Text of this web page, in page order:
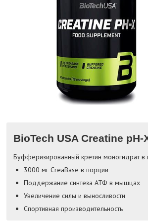
BioTech USA Creatine pH-
Буфферизированный кретин моногидрат в
3000 мг CreaBase в порции
Поддержание синтеза АТФ в мышцах
Увеличение силы и выносливости
Спортивная производительность